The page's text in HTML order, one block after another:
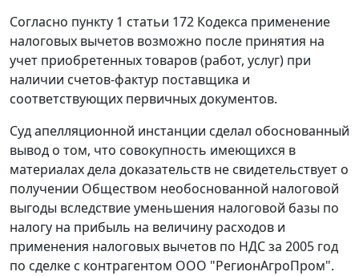
Согласно пункту 1 статьи 172 Кодекса применение
налоговых вычетов возможно после принятия на
учет приобретенных товаров (работ, услуг) при
наличии счетов-фактур поставщика и
соответствующих первичных документов.
Суд апелляционной инстанции сделал обоснованный
вывод о том, что совокупность имеющихся в
материалах дела доказательств не свидетельствует о
получении Обществом необоснованной налоговой
выгоды вследствие уменьшения налоговой базы по
налогу на прибыль на величину расходов и
применения налоговых вычетов по НДС за 2005 год
по сделке с контрагентом ООО "РегионАгроПром".